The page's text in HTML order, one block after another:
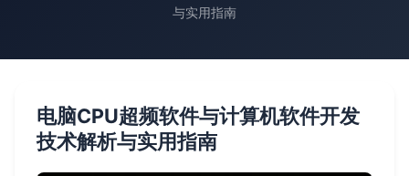
与实用指南
电脑CPU超频软件与计算机软件开发
技术解析与实用指南